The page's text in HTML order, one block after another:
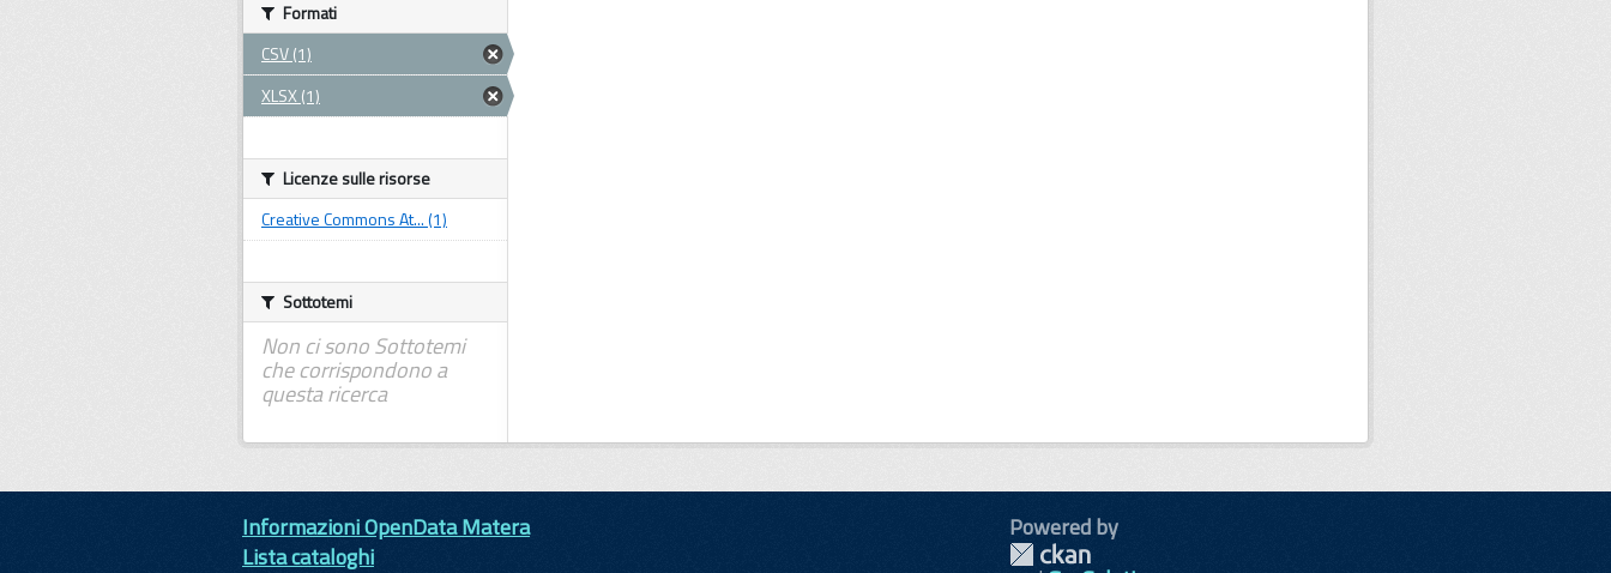
Formati
CSV (1)
XLSX (1)
Licenze sulle risorse
Creative Commons At... (1)
Sottotemi
Non ci sono Sottotemi
che corrispondono a
questa ricerca
Informazioni OpenData Matera
Lista cataloghi
Powered by